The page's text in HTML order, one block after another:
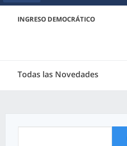
INGRESO DEMOCRÁTICO
Todas las Novedades